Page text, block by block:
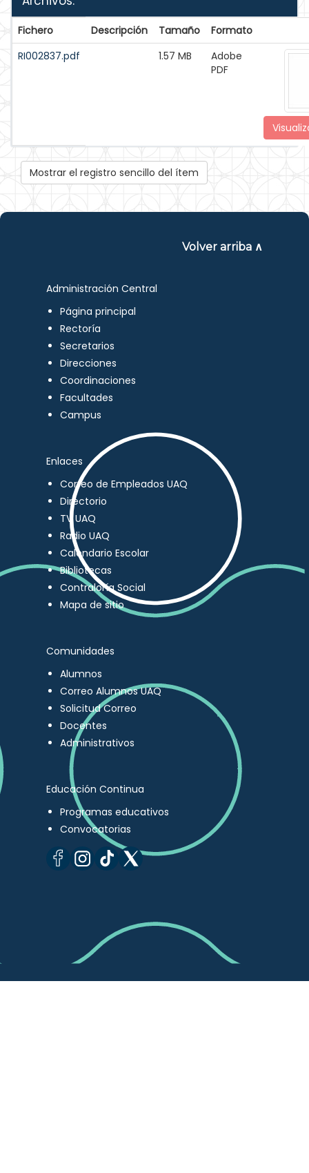
Fichero Descripción Tamaño
Formato
RI002837.pdf
1.57 MB
Adobe
PDF
Mostrar el registro sencillo del ítem
Volver arriba ∧
Administración Central
Página principal
Rectoría
Secretarios
Direcciones
Coordinaciones
Facultades
Campus
Enlaces
Correo de Empleados UAQ
Directorio
TV UAQ
Radio UAQ
Calendario Escolar
Bibliotecas
Contraloría Social
Mapa de sitio
Comunidades
Alumnos
Correo Alumnos UAQ
Solicitud Correo
Docentes
Administrativos
Educación Continua
Programas educativos
Convocatorias